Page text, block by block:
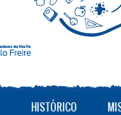
HISTÓRICO